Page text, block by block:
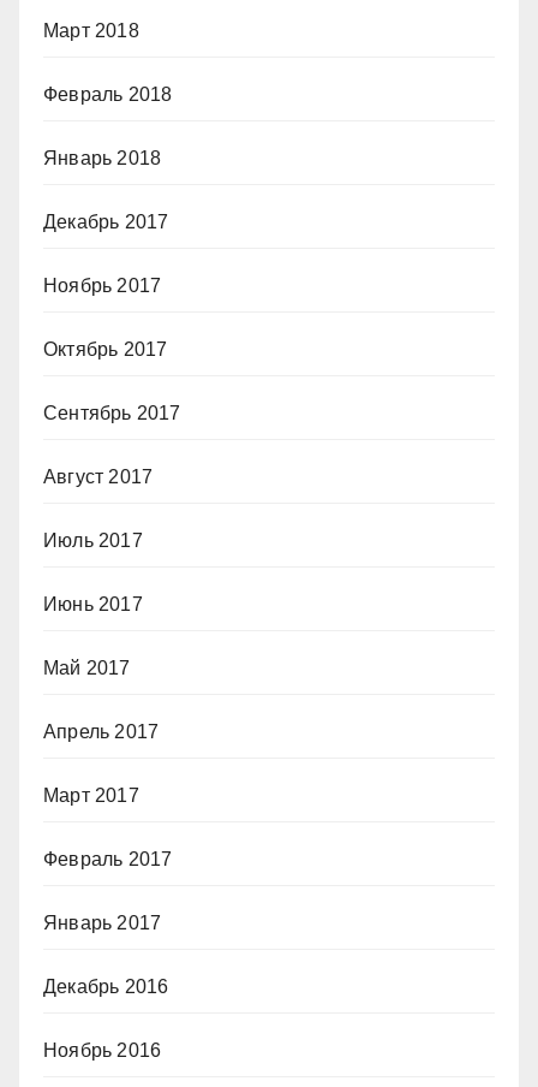
Март 2018
Февраль 2018
Январь 2018
Декабрь 2017
Ноябрь 2017
Октябрь 2017
Сентябрь 2017
Август 2017
Июль 2017
Июнь 2017
Май 2017
Апрель 2017
Март 2017
Февраль 2017
Январь 2017
Декабрь 2016
Ноябрь 2016